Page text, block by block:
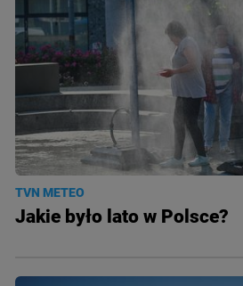
TVN METEO
Jakie było lato w Polsce?